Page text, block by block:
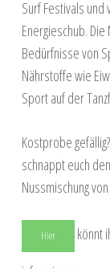
Surf Festivals
Energieschub.
Bedürfnisse von
Nährstoffe wie
Sport auf der
Kostprobe
schnappt euch
Nussmischung von
Hier
könnt